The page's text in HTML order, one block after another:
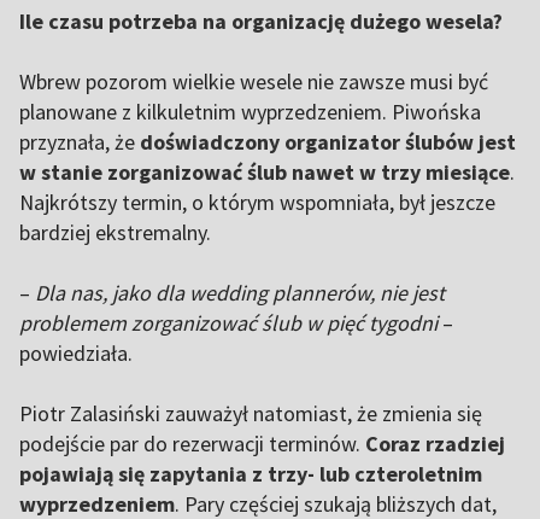
Ile czasu potrzeba na organizację dużego wesela?
Wbrew pozorom wielkie wesele nie zawsze musi być
planowane z kilkuletnim wyprzedzeniem. Piwońska
przyznała, że doświadczony organizator ślubów jest
w stanie zorganizować ślub nawet w trzy miesiące.
Najkrótszy termin, o którym wspomniała, był jeszcze
bardziej ekstremalny.
– Dla nas, jako dla wedding plannerów, nie jest
problemem zorganizować ślub w pięć tygodni–
powiedziała.
Piotr Zalasiński zauważył natomiast, że zmienia się
podejście par do rezerwacji terminów. Coraz rzadziej
pojawiają się zapytania z trzy- lub czteroletnim
wyprzedzeniem. Pary częściej szukają bliższych dat,